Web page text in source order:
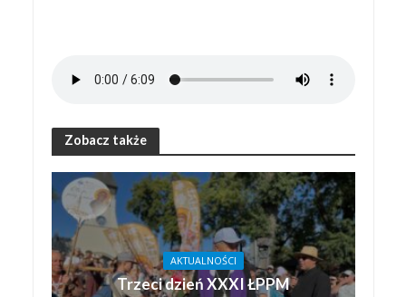
Zobacz także
AKTUALNOŚCI
Trzeci dzień XXXI ŁPPM